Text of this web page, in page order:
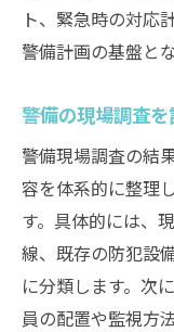
ト、緊急時の対応
警備計画の基盤と
警備の現場調査
警備現場調査の結
容を体系的に整理
す。具体的には、
線、既存の防犯設
に分類します。次
員の配置や監視方